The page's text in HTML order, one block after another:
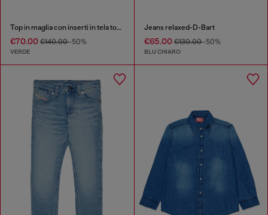
Top in maglia con inserti in tela tono su tono
€70.00 €140.00-50%
VERDE
Jeans relaxed-D-Bart
€65.00€130.00-50%
BLU CHIARO